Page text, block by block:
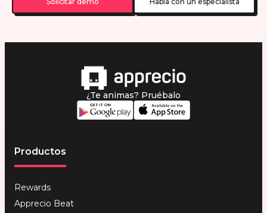
¿Te animas? Pruébalo
Productos
Rewards
Apprecio Beat